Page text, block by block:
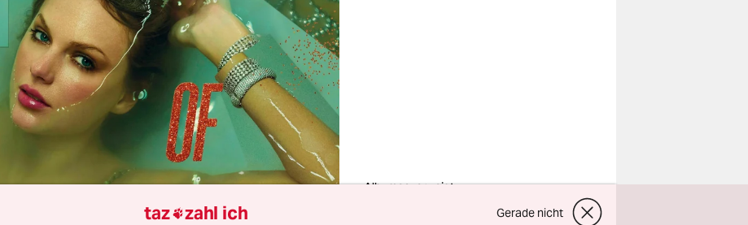
Albumcover zeigt
taz zahl ich Gerade nicht